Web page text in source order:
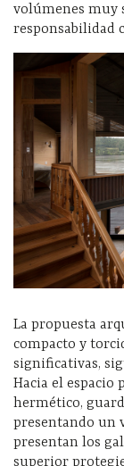
volúmenes muy
responsabilidad
La propuesta
compacto y
significativas,
Hacia el espacio
hermético,
presentando un
presentan los
superior